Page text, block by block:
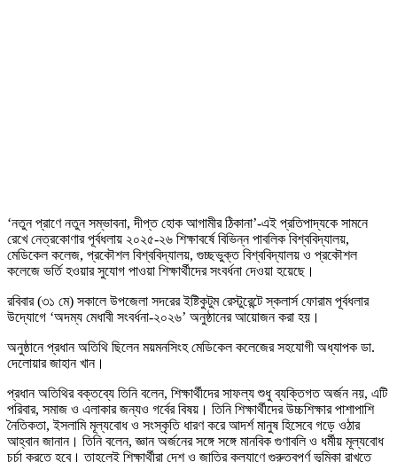
‘নতুন প্রাণে নতুন সম্ভাবনা, দীপ্ত হোক আগামীর ঠিকানা’-এই প্রতিপাদ্যকে সামনে
রেখে নেত্রকোণার পূর্বধলায় ২০২৫-২৬ শিক্ষাবর্ষে বিভিন্ন পাবলিক বিশ্ববিদ্যালয়,
মেডিকেল কলেজ, প্রকৌশল বিশ্ববিদ্যালয়, গুচ্ছভুক্ত বিশ্ববিদ্যালয় ও প্রকৌশল
কলেজে ভর্তি হওয়ার সুযোগ পাওয়া শিক্ষার্থীদের সংবর্ধনা দেওয়া হয়েছে।
রবিবার (৩১ মে) সকালে উপজেলা সদরের ইষ্টিকুটুম রেস্টুরেন্টে স্কলার্স ফোরাম পূর্বধলার
উদ্যোগে ‘অদম্য মেধাবী সংবর্ধনা-২০২৬’ অনুষ্ঠানের আয়োজন করা হয়।
অনুষ্ঠানে প্রধান অতিথি ছিলেন ময়মনসিংহ মেডিকেল কলেজের সহযোগী অধ্যাপক ডা.
দেলোয়ার জাহান খান।
প্রধান অতিথির বক্তব্যে তিনি বলেন, শিক্ষার্থীদের সাফল্য শুধু ব্যক্তিগত অর্জন নয়, এটি
পরিবার, সমাজ ও এলাকার জন্যও গর্বের বিষয়। তিনি শিক্ষার্থীদের উচ্চশিক্ষার পাশাপাশি
নৈতিকতা, ইসলামি মূল্যবোধ ও সংস্কৃতি ধারণ করে আদর্শ মানুষ হিসেবে গড়ে ওঠার
আহ্বান জানান। তিনি বলেন, জ্ঞান অর্জনের সঙ্গে সঙ্গে মানবিক গুণাবলি ও ধর্মীয় মূল্যবোধ
চর্চা করতে হবে। তাহলেই শিক্ষার্থীরা দেশ ও জাতির কল্যাণে গুরুত্বপূর্ণ ভূমিকা রাখতে